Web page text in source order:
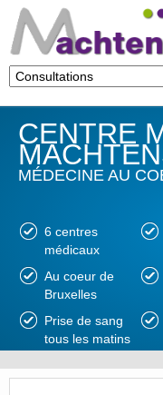
CENTRE
MÉDECINE AU
6 centres
médicaux
Au coeur de
Bruxelles
Prise de sang
tous les matins